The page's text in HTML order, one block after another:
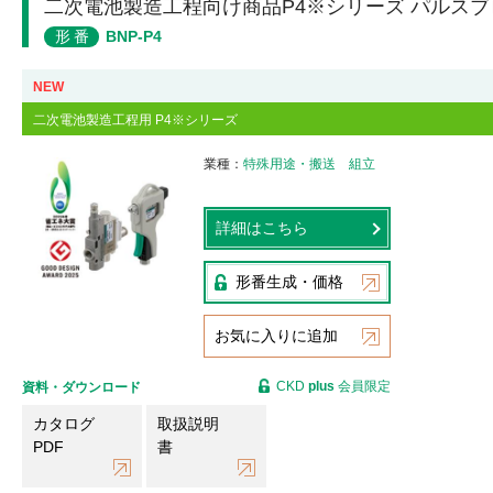
二次電池製造工程向け商品P4※シリーズ パルスブ
形番 BNP-P4
NEW
二次電池製造工程用 P4※シリーズ
業種 特殊用途・搬送 組立
詳細はこちら
形番生成・価格
お気に入りに追加
資料・ダウンロード
カタログ
PDF
取扱説明
書
CKD plus 会員限定